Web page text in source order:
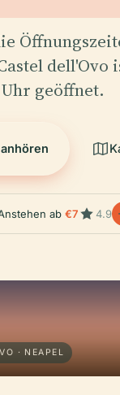
dell'Ovo
Uhr geöffnet.
ab €7 4.9
· NEAPEL